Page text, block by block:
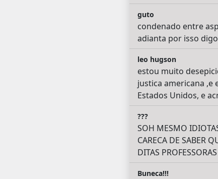
guto
condenado entre
adianta por isso
leo hugson
estou muito
justica americana ,e
Estados Unidos, e
???
SOH MESMO
CARECA DE SABER
DITAS
Buneca!!!